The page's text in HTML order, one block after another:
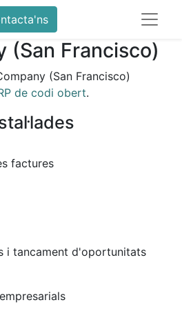
(San Francisco)
(San Francisco)
de codi obert.
factures
i tancament d'oportunitats